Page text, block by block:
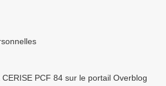
PCF 84 sur le portail Overblog